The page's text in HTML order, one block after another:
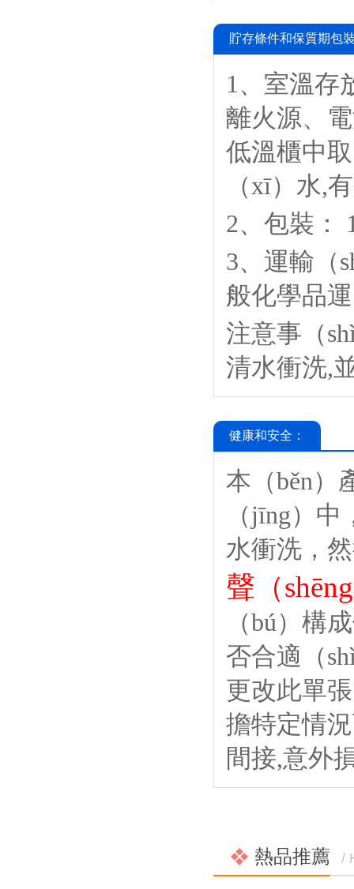
貯存條件和保質期包
1、室溫存
離火源、
低溫櫃中
（xī）水,
2、包裝：
3、運輸（
般化學品
注意事（
清水衝洗,
健康和安全：
本（běn）
（jīng）
水衝洗，
聲（
（bú）構
否合適（
更改此單
擔特定情
間接,意外
熱品推薦 /